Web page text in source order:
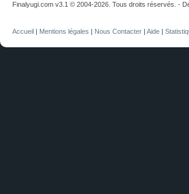
Finalyugi.com v3.1 © 2004-2026. Tous droits réservés. -
Accueil | Mentions légales | Nous Contacter | Aide |